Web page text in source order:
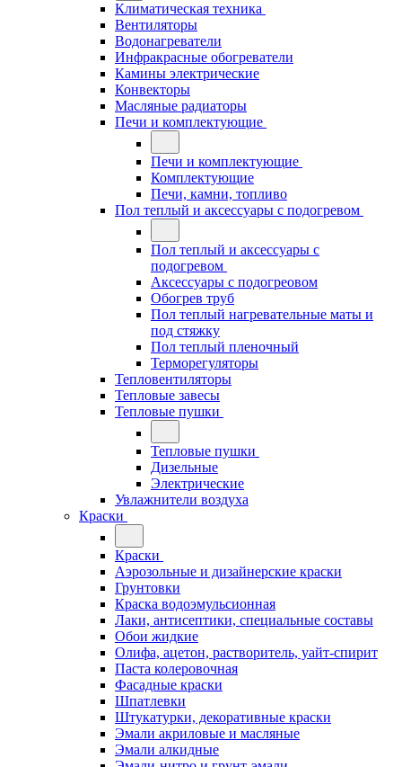
Климатическая техника
Вентиляторы
Водонагреватели
Инфракрасные обогреватели
Камины электрические
Конвекторы
Масляные радиаторы
Печи и комплектующие
Печи и комплектующие
Комплектующие
Печи, камни, топливо
Пол теплый и аксессуары с подогревом
Пол теплый и аксессуары с
подогревом
Аксессуары с подогреовом
Обогрев труб
Пол теплый нагревательные маты и
под стяжку
Пол теплый пленочный
Терморегуляторы
Тепловентиляторы
Тепловые завесы
Тепловые пушки
Тепловые пушки
Дизельные
Электрические
Увлажнители воздуха
Краски
Краски
Аэрозольные и дизайнерские краски
Грунтовки
Краска водоэмульсионная
Лаки, антисептики, специальные составы
Обои жидкие
Олифа, ацетон, растворитель, уайт-спирит
Паста колеровочная
Фасадные краски
Шпатлевки
Штукатурки, декоративные краски
Эмали акриловые и масляные
Эмали алкидные